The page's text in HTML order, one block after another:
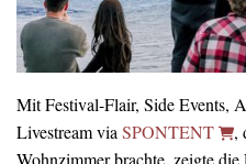
Mit Festival-Flair, Side Events,
Livestream via SPONTENT
,
Wohnzimmer brachte, zeigte